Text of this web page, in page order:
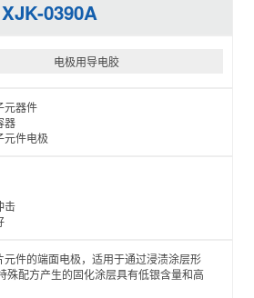
XJK-0390A
电极用导电胶
元器件
器
元件电极
击
元件的端面电极，适用于通过浸渍涂层形
殊配方产生的固化涂层具有低银含量和高